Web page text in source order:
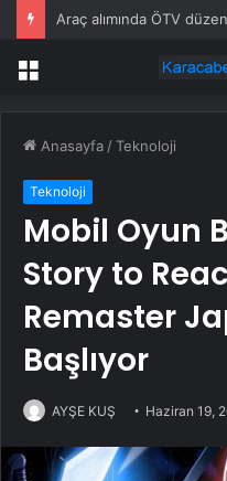
Menü
Anasayfa /Teknoloji
Teknoloji
Mobil Oyun
Story to
Remaster
Başlıyor
AYŞE KUŞ Haziran 19,